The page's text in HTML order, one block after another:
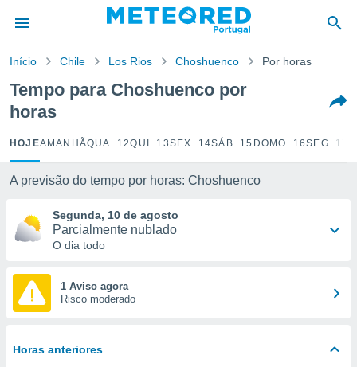
da
foi
para
fornecidas
a este
e
digital
ou
Início Chile Los Rios Choshuenco Por horas
Tempo para Choshuenco por
horas
HOJEAMANHÃQUA. 12QUI. 13SEX. 14SÁB. 15 DOMO. 16SEG. 17
A previsão do tempo por horas: Choshuenco
Segunda, 10 de agosto
Parcialmente nublado
O dia todo
1 Aviso agora
Risco moderado
Horas anteriores